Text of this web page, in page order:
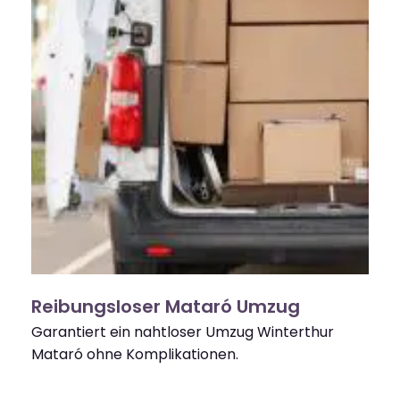
Reibungsloser Mataró Umzug
Garantiert ein nahtloser Umzug Winterthur
Mataró ohne Komplikationen.